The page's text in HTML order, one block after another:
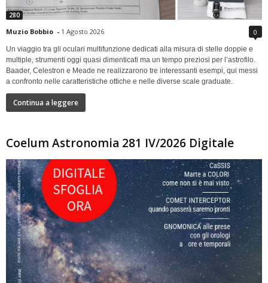
280
Muzio Bobbio - 1 Agosto 2026 0
Un viaggio tra gli oculari multifunzione dedicati alla misura di stelle doppie e
multiple, strumenti oggi quasi dimenticati ma un tempo preziosi per l’astrofilo.
Baader, Celestron e Meade ne realizzarono tre interessanti esempi, qui messi
a confronto nelle caratteristiche ottiche e nelle diverse scale graduate.
Continua a leggere
Coelum Astronomia 281 IV/2026 Digitale